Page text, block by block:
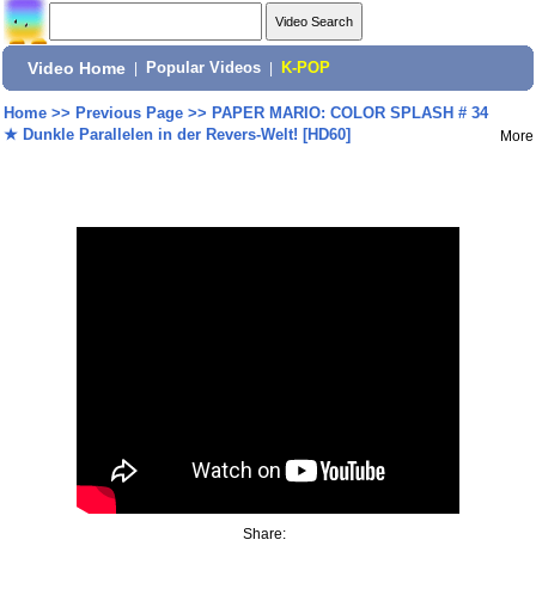
Video Home Popular Videos K-POP
Home>> Previous Page>> PAPER MARIO: COLOR SPLASH # 34
★ Dunkle Parallelen in der Revers-Welt! [HD60]
More
Share: